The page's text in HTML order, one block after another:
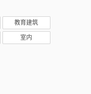
教育建筑
室内